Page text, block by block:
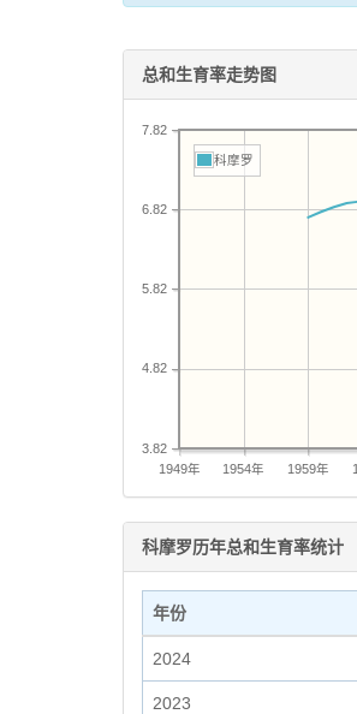
总和生育率走势图
1949年 1954年 1959年
3.82
4.82
5.82
6.82
7.82
科摩罗
科摩罗历年总和生育率统计
年份
2024
2023